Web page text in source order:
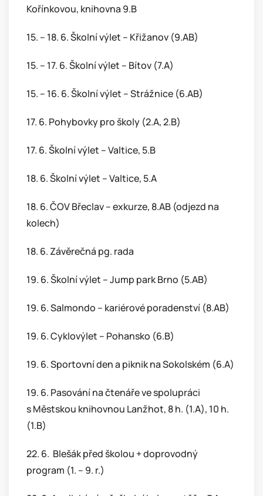
Kořínkovou, knihovna 9.B
15. – 18. 6. Školní výlet – Křižanov (9.AB)
15. – 17. 6. Školní výlet – Bítov (7.A)
15. – 16. 6. Školní výlet – Strážnice (6.AB)
17. 6. Pohybovky pro školy (2.A, 2.B)
17. 6. Školní výlet – Valtice, 5.B
18. 6. Školní výlet – Valtice, 5.A
18. 6. ČOV Břeclav – exkurze, 8.AB (odjezd na
kolech)
18. 6. Závěrečná pg. rada
19. 6. Školní výlet – Jump park Brno (5.AB)
19. 6. Salmondo – kariérové poradenství (8.AB)
19. 6. Cyklovýlet – Pohansko (6.B)
19. 6. Sportovní den a piknik na Sokolském (6.A)
19. 6. Pasování na čtenáře ve spolupráci
s Městskou knihovnou Lanžhot, 8 h. (1.A), 10 h.
(1.B)
22. 6. Blešák před školou + doprovodný
program (1. – 9. r.)